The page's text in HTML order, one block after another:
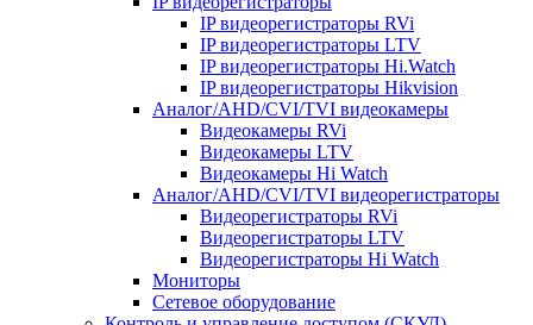
IP видеорегистраторы RVi
IP видеорегистраторы LTV
IP видеорегистраторы Hi.Watch
IP видеорегистраторы Hikvision
Аналог/AHD/CVI/TVI видеокамеры
Видеокамеры RVi
Видеокамеры LTV
Видеокамеры Hi Watch
Аналог/AHD/CVI/TVI видеорегистраторы
Видеорегистраторы RVi
Видеорегистраторы LTV
Видеорегистраторы Hi Watch
Мониторы
Сетевое оборудование